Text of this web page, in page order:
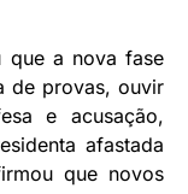
que a nova fase
de provas, ouvir
e acusação,
afastada
que novos